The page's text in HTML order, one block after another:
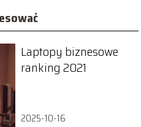
Laptopy biznesowe
ranking 2021
2025-10-16